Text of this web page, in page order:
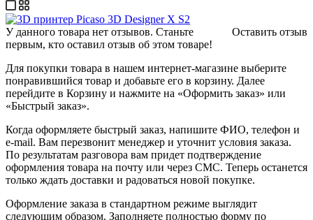
Оставить отзыв
У данного товара нет отзывов. Станьте
первым, кто оставил отзыв об этом товаре!
Для покупки товара в нашем интернет-магазине выберите
понравившийся товар и добавьте его в корзину. Далее
перейдите в Корзину и нажмите на «Оформить заказ» или
«Быстрый заказ».
Когда оформляете быстрый заказ, напишите ФИО, телефон и
e-mail. Вам перезвонит менеджер и уточнит условия заказа.
По результатам разговора вам придет подтверждение
оформления товара на почту или через СМС. Теперь останется
только ждать доставки и радоваться новой покупке.
Оформление заказа в стандартном режиме выглядит
следующим образом. Заполняете полностью форму по